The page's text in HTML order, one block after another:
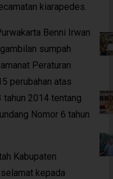
kiarapedes.
Benni Irwan
sumpah
Peraturan
perubahan atas
tahun 2014 tentang
Nomor 6 tahun
Kabupaten
kepada